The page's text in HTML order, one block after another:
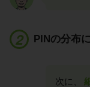
PINの分布
次に、